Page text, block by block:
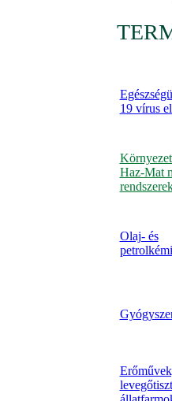
19 vírus
Haz-Mat
Olaj- és